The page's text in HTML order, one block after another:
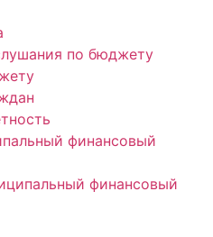
по бюджету
финансовый
финансовый